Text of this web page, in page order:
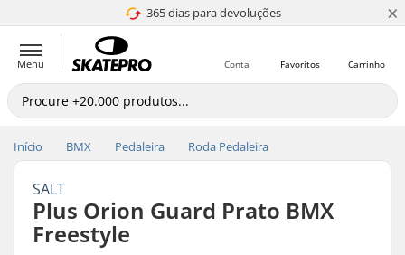
365 dias para devoluções
4.8 de 5 ×
Menu Carrinho
Favoritos
Conta
Início BMX Pedaleira Roda Pedaleira
SALT
Plus Orion Guard Prato BMX
Freestyle